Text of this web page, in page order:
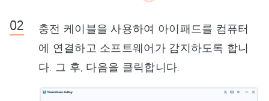
충전 케이블을 사용하여 아이패드를 컴퓨터
에 연결하고 소프트웨어가 감지하도록 합니
다. 그 후, 다음을 클릭합니다.